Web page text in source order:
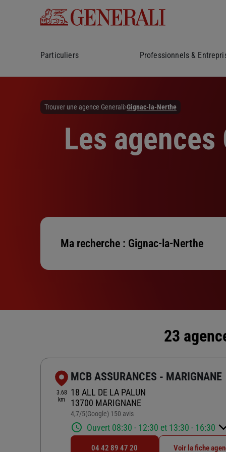
Particuliers Professionnels &
Trouver une agence Generali Gignac-la-Nerthe
Les
Ma recherche : Gignac-la-Nerthe
23
3.68
km
MCB ASSURANCES - MARIGNANE
18 ALL DE LA PALUN
13700 MARIGNANE
4,7/5Note de 4.7 sur 5
(Google) 150 avis
Ouvert 08:30 - 12:30 et 13:30 - 16:30
04 42 89 47 20 Voir la fiche